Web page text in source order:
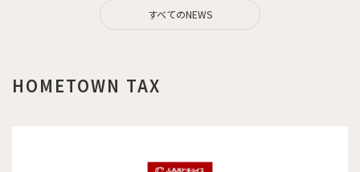
すべてのNEWS
HOMETOWN TAX